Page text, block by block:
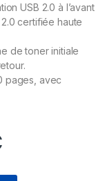
USB 2.0 à l’avant
certifiée haute
de toner initiale
pages, avec